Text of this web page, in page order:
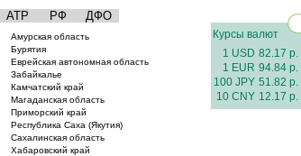
АТР РФ ДФО
Амурская область
Бурятия
Еврейская автономная область
Забайкалье
Камчатский край
Магаданская область
Приморский край
Республика Саха (Якутия)
Сахалинская область
Хабаровский край
Курсы валют
1 USD 82.17 р.
1 EUR 94.84 р.
100 JPY 51.82 р.
10 CNY 12.17 р.